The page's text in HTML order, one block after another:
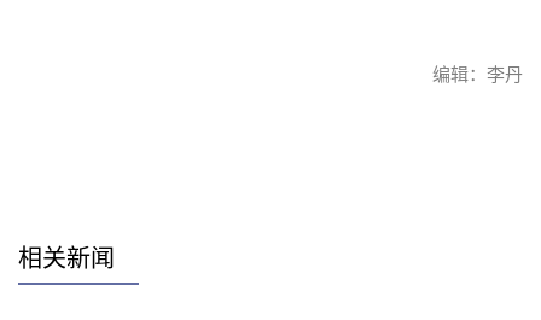
编辑：李丹
相关新闻